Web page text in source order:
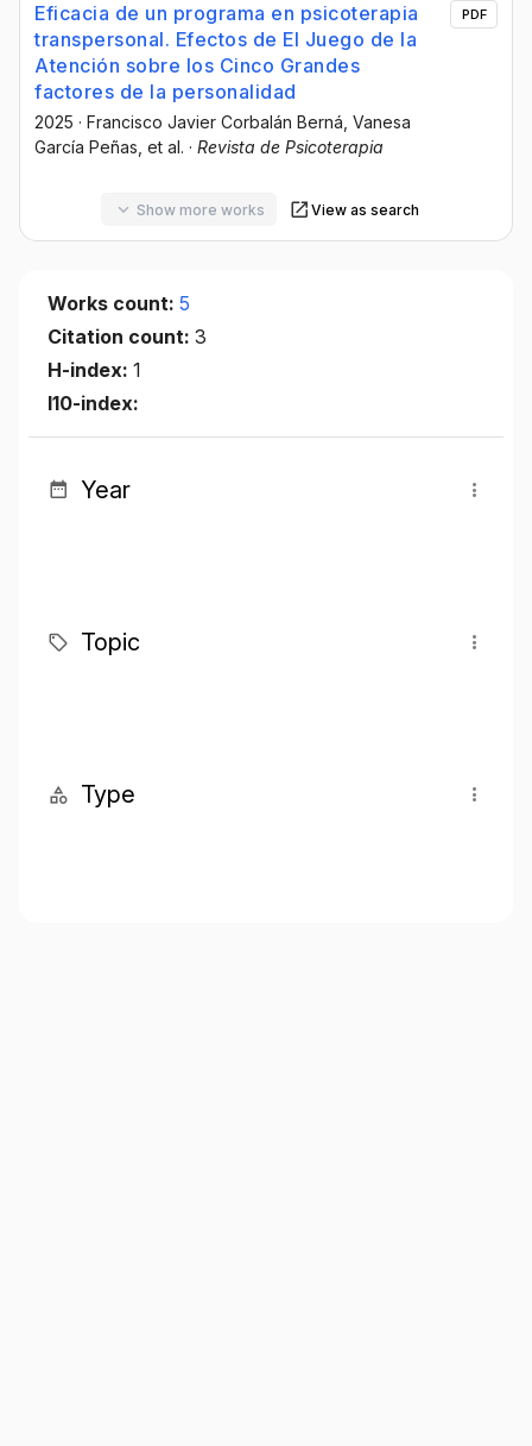
Eficacia de un programa en psicoterapia
transpersonal. Efectos de El Juego de la
Atención sobre los Cinco Grandes
factores de la personalidad
2025 · Francisco Javier Corbalán Berná , Vanesa
García Peñas , et al. · Revista de Psicoterapia
PDF
Show more works View as search
Works count: 5
Citation count: 3
H-index: 1
I10-index:
Year
Topic
Type